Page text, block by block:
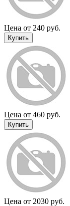
Цена от 240 руб.
Купить
Цена от 460 руб.
Купить
Цена от 2030 руб.